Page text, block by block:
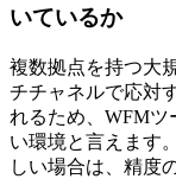
いているか
複数拠点を持つ大
チチャネルで応対
れるため、WFMツ
い環境と言えます
しい場合は、精度